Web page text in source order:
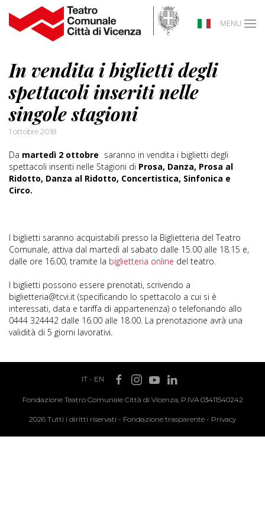
MENU
In vendita i biglietti degli
spettacoli inseriti nelle
singole stagioni
1 ottobre 2018
Da martedì 2 ottobre saranno in vendita i biglietti degli
spettacoli inseriti nelle Stagioni di Prosa, Danza, Prosa al
Ridotto, Danza al Ridotto, Concertistica, Sinfonica e
Circo.
I biglietti saranno acquistabili presso la Biglietteria del Teatro
Comunale, attiva dal martedì al sabato dalle 15.00 alle 18.15 e,
dalle ore 16.00, tramite la biglietteria online del teatro.
I biglietti possono essere prenotati, scrivendo a
biglietteria@tcvi.it (specificando lo spettacolo a cui si è
interessati, data e tariffa di appartenenza) o telefonando allo
0444 324442 dalle 16.00 alle 18.00. La prenotazione avrà una
validità di 5 giorni lavorativi.
IT- EN
Fondazione Teatro Comunale Città di Vicenza, P.IVA 03411540242
2026 Tutti i diritti riservati - Fondazione trasparente - Privacy